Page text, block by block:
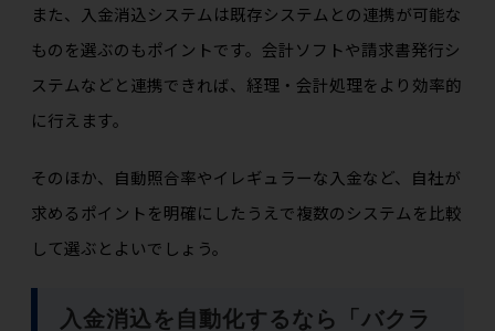
また、入金消込システムは既存システムとの連携が可能な
ものを選ぶのもポイントです。会計ソフトや請求書発行シ
ステムなどと連携できれば、経理・会計処理をより効率的
に行えます。
そのほか、自動照合率やイレギュラーな入金など、自社が
求めるポイントを明確にしたうえで複数のシステムを比較
して選ぶとよいでしょう。
入金消込を自動化するなら「バクラ